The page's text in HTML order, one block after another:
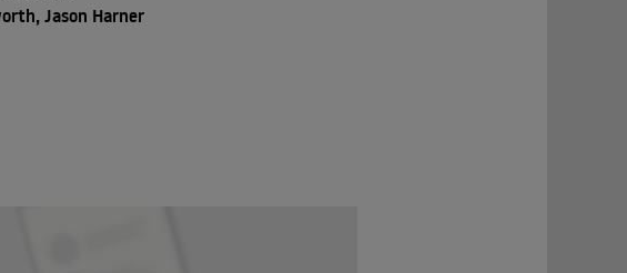
Jason Harner